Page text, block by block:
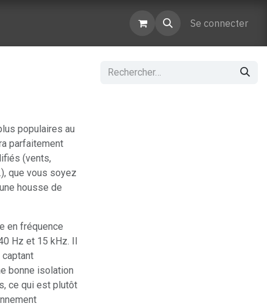
Se connecter
populaires au
parfaitement
(vents,
que vous soyez
housse de
en fréquence
Hz et 15 kHz. Il
bonne isolation
ce qui est plutôt